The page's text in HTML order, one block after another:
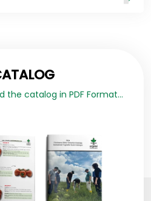
the catalog in PDF Format...